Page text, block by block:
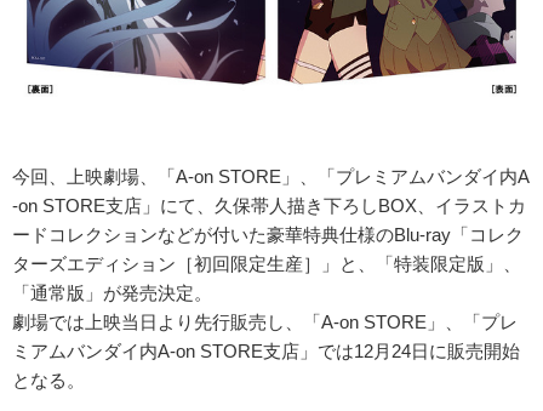
今回、上映劇場、「A-on STORE」、「プレミアムバンダイ内A
-on STORE支店」にて、久保帯人描き下ろしBOX、イラストカ
ードコレクションなどが付いた豪華特典仕様のBlu-ray「コレク
ターズエディション［初回限定生産］」と、「特装限定版」、
「通常版」が発売決定。
劇場では上映当日より先行販売し、「A-on STORE」、「プレ
ミアムバンダイ内A-on STORE支店」では12月24日に販売開始
となる。